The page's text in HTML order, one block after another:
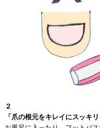
２
「爪の根元をキレイにスッキリ